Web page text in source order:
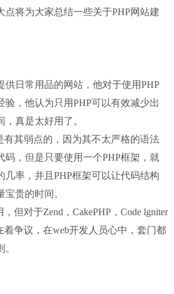
点将为大家总结一些关于PHP网站建
供日常用品的网站，他对于使用PHP
验，他认为只用PHP可以有效减少出
真是太好用了。
有其弱点的，因为其不太严格的语法
码，但是只要使用一个PHP框架，就
几率，并且PHP框架可以让代码结构
贵的时间。
但对于Zend，CakePHP，Code lgniter
着争议，在web开发人员心中，套门都